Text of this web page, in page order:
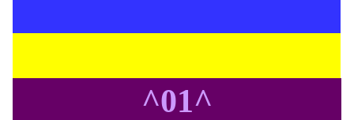
^01^